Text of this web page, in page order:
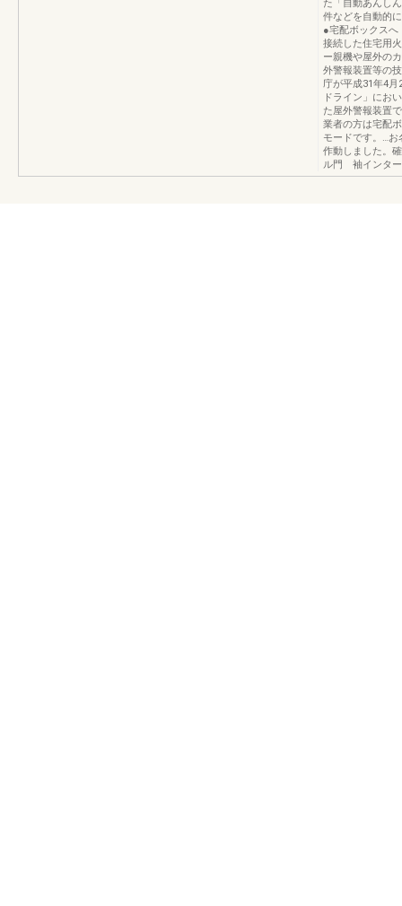
た「自動あんし
件などを自動的
●宅配ボックス
接続した住宅用
ー親機や屋外の
外警報装置等の
庁が平成31年4月
ドライン」にお
た屋外警報装置
業者の方は宅配
モードです。…お
作動しました。
ル門 袖インタ